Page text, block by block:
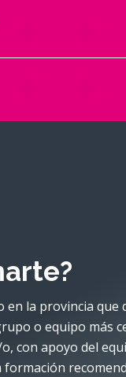
la provincia que
o equipo más
con apoyo del